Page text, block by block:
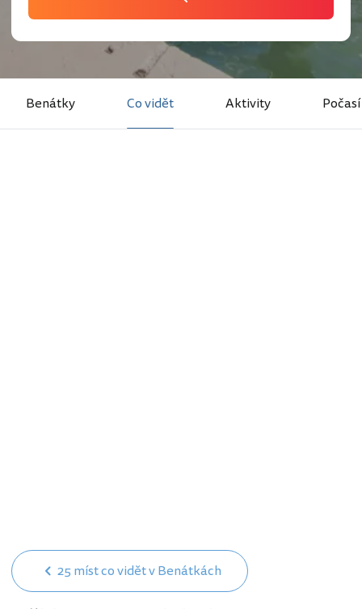
Benátky Co vidět Aktivity Počasí
25 míst co vidět v Benátkách